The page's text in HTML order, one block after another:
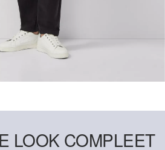
LOOK COMPLEET